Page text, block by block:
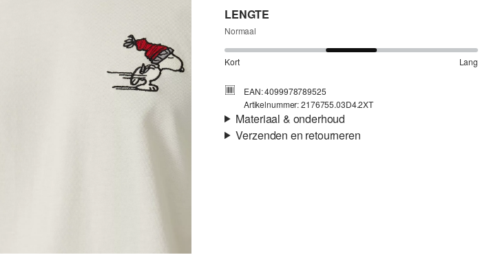
LENGTE
Normaal
Kort Lang
EAN: 4099978789525
Artikelnummer: 2176755.03D4.2XT
Materiaal & onderhoud
Verzenden en retourneren